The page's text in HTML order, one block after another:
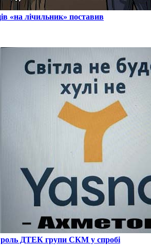
«на лічильник» поставив
ДТЕК групи СКМ у спробі